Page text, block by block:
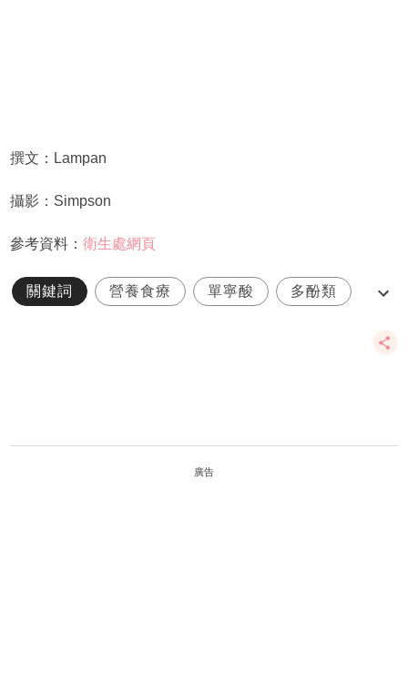
撰文：Lampan
攝影：Simpson
參考資料： 衛生處網頁
關鍵詞 營養食療 單寧酸 多酚類
廣告